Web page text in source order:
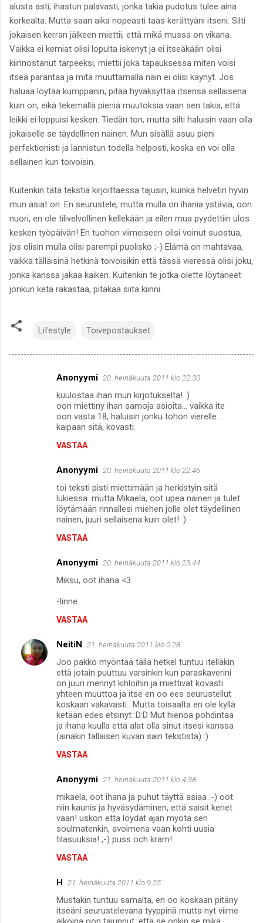
alusta asti, ihastun palavasti, jonka takia pudotus tulee aina
korkealta. Mutta saan aika nopeasti taas kerättyäni itseni. Silti
jokaisen kerran jälkeen miettii, että mikä mussa on vikana.
Vaikka ei kemiat olisi lopulta iskenyt ja ei itseäkään olisi
kiinnostanut tarpeeksi, miettii joka tapauksessa miten voisi
itseä parantaa ja mitä muuttamalla näin ei olisi käynyt. Jos
haluaa löytää kumppanin, pitää hyväksyttää itsensä sellaisena
kuin on, eikä tekemällä pieniä muutoksia vaan sen takia, että
leikki ei loppuisi kesken. Tiedän ton, mutta silti haluisin vaan olla
jokaiselle se täydellinen nainen. Mun sisällä asuu pieni
perfektionisti ja lannistun todella helposti, koska en voi olla
sellainen kun toivoisin.
Kuitenkin tätä tekstiä kirjoittaessa tajusin, kuinka helvetin hyvin
mun asiat on. En seurustele, mutta mulla on ihania ystäviä, oon
nuori, en ole tilivelvollinen kellekään ja eilen mua pyydettiin ulos
kesken työpäivän! En tuohon viimeiseen olisi voinut suostua,
jos olisin mulla olisi parempi puolisko ;-) Elämä on mahtavaa,
vaikka tälläisinä hetkinä toivoisikin että tässä vieressä olisi joku,
jonka kanssa jakaa kaiken. Kuitenkin te jotka olette löytäneet
jonkun ketä rakastaa, pitäkää siitä kiinni.
Lifestyle Toivepostaukset
Anonyymi 20. heinäkuuta 2011 klo 22.30
kuulostaa ihan mun kirjotukselta! :)
oon miettiny ihan samoja asioita... vaikka ite
oon vasta 18, haluisin jonku tohon vierelle...
kaipaan sitä, kovasti.
VASTAA
Anonyymi 20. heinäkuuta 2011 klo 22.46
toi teksti pisti miettimään ja herkistyin sitä
lukiessa. mutta Mikaela, oot upea nainen ja tulet
löytämään rinnallesi miehen jolle olet täydellinen
nainen, juuri sellaisena kuin olet! :)
VASTAA
Anonyymi 20. heinäkuuta 2011 klo 23.44
Miksu, oot ihana <3
-linne
VASTAA
NeitiN 21. heinäkuuta 2011 klo 0.28
Joo pakko myöntää tällä hetkel tuntuu itelläkin
että jotain puuttuu varsinkin kun paraskaverini
on juuri mennyt kihloihin ja miettivät kovasti
yhteen muuttoa ja itse en oo ees seurustellut
koskaan vakavasti.. Mutta toisaalta en ole kyllä
ketään edes etsinyt :D:D Mut hienoa pohdintaa
ja ihana kuulla että alat olla sinut itsesi kanssa
(ainakin tälläisen kuvan sain tekstistä) :)
VASTAA
Anonyymi 21. heinäkuuta 2011 klo 4.38
mikaela, oot ihana ja puhut täyttä asiaa :-) oot
niin kaunis ja hyväsydäminen, että saisit kenet
vaan! uskon että löydät ajan myötä sen
soulmatenkin, avoimena vaan kohti uusia
tilasuuksia! ;-) puss och kram!
VASTAA
H 21. heinäkuuta 2011 klo 9.25
Mustakin tuntuu samalta, en oo koskaan pitäny
itseäni seurustelevana tyyppinä mutta nyt viime